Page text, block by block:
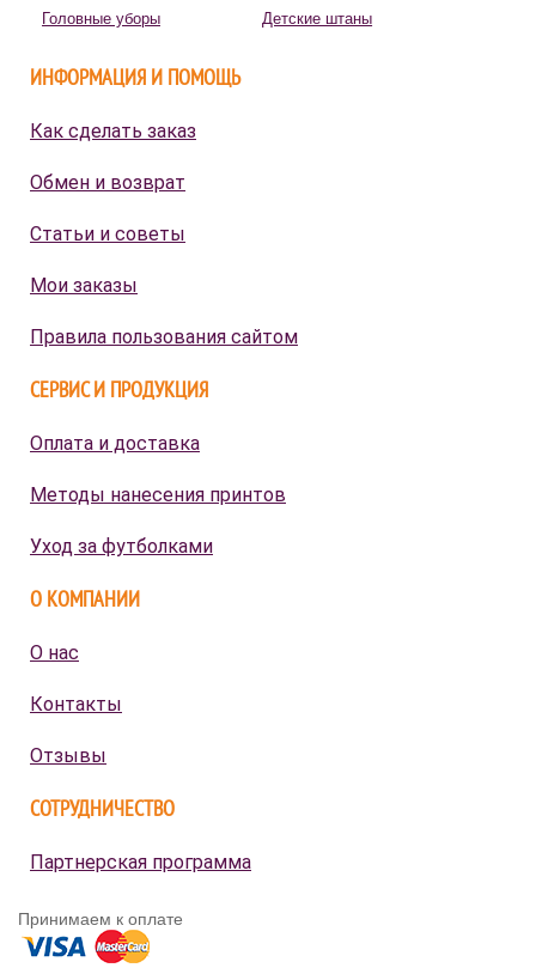
Головные уборы
Детские штаны
ИНФОРМАЦИЯ И ПОМОЩЬ
Как сделать заказ
Обмен и возврат
Статьи и советы
Мои заказы
Правила пользования сайтом
СЕРВИС И ПРОДУКЦИЯ
Оплата и доставка
Методы нанесения принтов
Уход за футболками
О КОМПАНИИ
О нас
Контакты
Отзывы
СОТРУДНИЧЕСТВО
Партнерская программа
Принимаем к оплате